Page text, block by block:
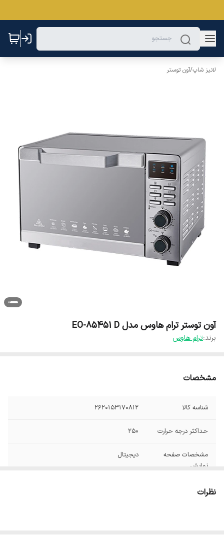
لانیز شاپ/آون توستر
آون توستر ترام هاوس مدل EO-85451 D
برند:ترام هاوس
مشخصات
شناسه کالا 2620153170812
حداکثر درجه حرارت 250
مشخصات صفحه
نمایش
دیجیتال
محدوده ظرفیتنظرات